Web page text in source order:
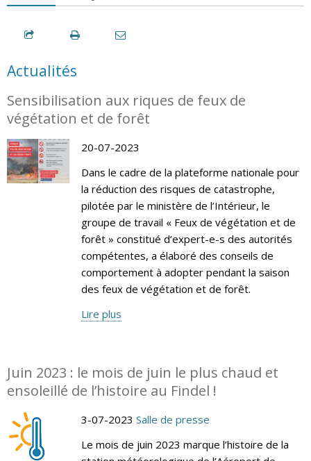
Actualités
Sensibilisation aux riques de feux de
végétation et de forêt
20-07-2023
Dans le cadre de la plateforme nationale pour
la réduction des risques de catastrophe,
pilotée par le ministère de l’Intérieur, le
groupe de travail « Feux de végétation et de
forêt » constitué d’expert-e-s des autorités
compétentes, a élaboré des conseils de
comportement à adopter pendant la saison
des feux de végétation et de forêt.
Lire plus
Juin 2023 : le mois de juin le plus chaud et
ensoleillé de l’histoire au Findel !
3-07-2023 Salle de presse
Le mois de juin 2023 marque l’histoire de la